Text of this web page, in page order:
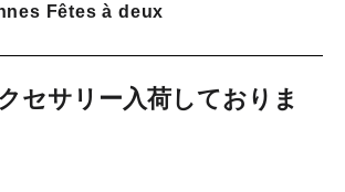
Fêtes à deux
セサリー入荷しておりま